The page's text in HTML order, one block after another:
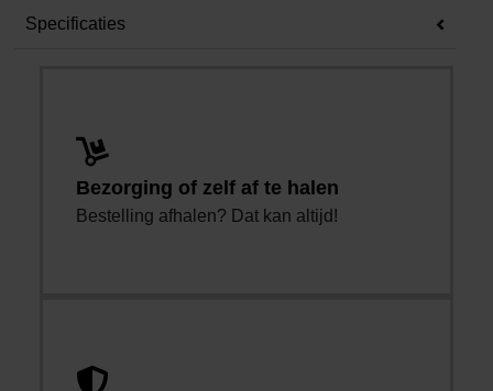
Specificaties
Bezorging of zelf af te halen
Bestelling afhalen? Dat kan altijd!